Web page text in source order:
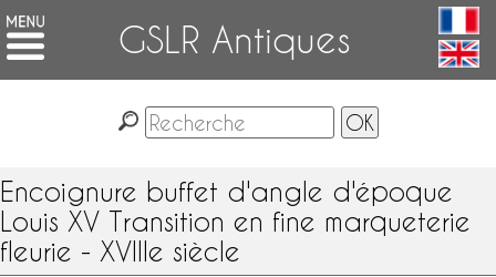
GSLR Antiques
Encoignure buffet d'angle d'époque
Louis XV Transition en fine marqueterie
fleurie - XVIIIe siècle